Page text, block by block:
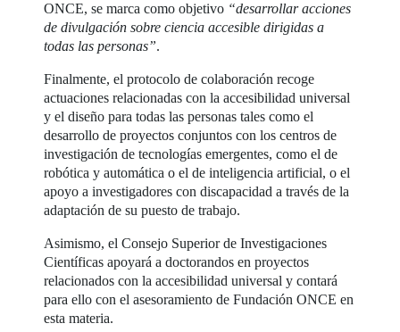
ONCE, se marca como objetivo “desarrollar acciones
de divulgación sobre ciencia accesible dirigidas a
todas las personas”.
Finalmente, el protocolo de colaboración recoge
actuaciones relacionadas con la accesibilidad universal
y el diseño para todas las personas tales como el
desarrollo de proyectos conjuntos con los centros de
investigación de tecnologías emergentes, como el de
robótica y automática o el de inteligencia artificial, o el
apoyo a investigadores con discapacidad a través de la
adaptación de su puesto de trabajo.
Asimismo, el Consejo Superior de Investigaciones
Científicas apoyará a doctorandos en proyectos
relacionados con la accesibilidad universal y contará
para ello con el asesoramiento de Fundación ONCE en
esta materia.